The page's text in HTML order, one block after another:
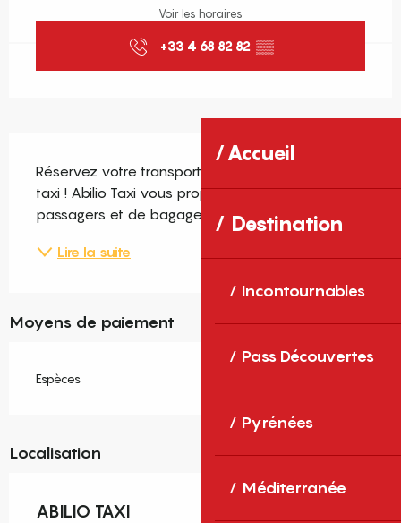
Accueil
Destination
Incontournables
Pass Découvertes
Pyrénées
Méditerranée
Voir les horaires
+33 4 68 82 82 ▒▒
Réservez votre transport à Collioure avec Abilio
taxi ! Abilio Taxi vous propose le transport de
passagers et de bagages.
Lire la suite
Moyens de paiement
Espèces
Localisation
ABILIO TAXI